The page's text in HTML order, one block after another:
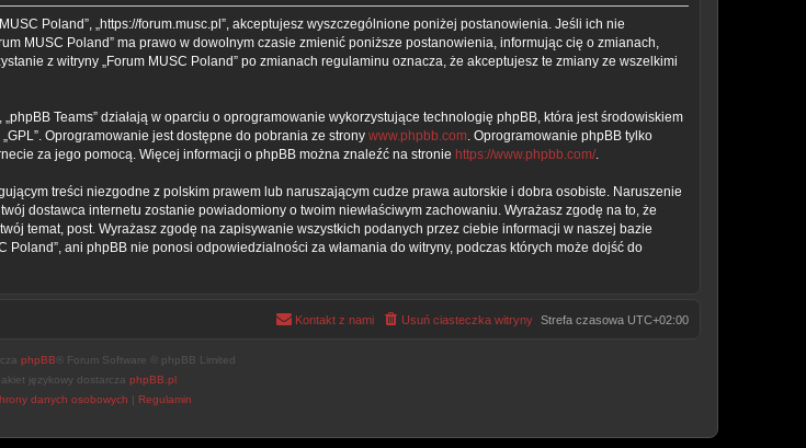
Poland”, „https://forum.musc.pl”, akceptujesz wyszczególnione poniżej postanowienia. Jeśli ich nie
MUSC Poland” ma prawo w dowolnym czasie zmienić poniższe postanowienia, informując cię o zmianach,
z witryny „Forum MUSC Poland” po zmianach regulaminu oznacza, że akceptujesz te zmiany ze wszelkimi
„phpBB Teams” działają w oparciu o oprogramowanie wykorzystujące technologię phpBB, która jest środowiskiem
„GPL”. Oprogramowanie jest dostępne do pobrania ze strony www.phpbb.com. Oprogramowanie phpBB tylko
za jego pomocą. Więcej informacji o phpBB można znaleźć na stronie https://www.phpbb.com/.
treści niezgodne z polskim prawem lub naruszającym cudze prawa autorskie i dobra osobiste. Naruszenie
dostawca internetu zostanie powiadomiony o twoim niewłaściwym zachowaniu. Wyrażasz zgodę na to, że
temat, post. Wyrażasz zgodę na zapisywanie wszystkich podanych przez ciebie informacji w naszej bazie
ani phpBB nie ponosi odpowiedzialności za włamania do witryny, podczas których może dojść do
Strefa czasowa UTC+02:00
Usuń ciasteczka witryny
Kontakt z nami
phpBB ® Forum Software © phpBB Limited
językowy dostarcza phpBB.pl
danych osobowych
Regulamin